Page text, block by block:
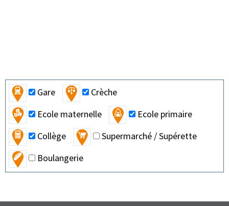
Gare
Crèche
Ecole maternelle
Ecole primaire
Collège
Supermarché / Supérette
Boulangerie